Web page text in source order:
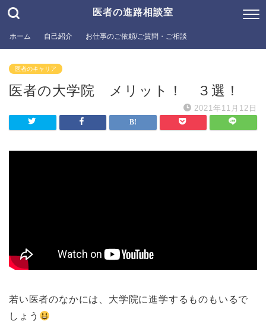
医者の進路相談室
ホーム 自己紹介 お仕事のご依頼/ご質問・ご相談
医者のキャリア
医者の大学院 メリット！ ３選！
2021年11月12日
若い医者のなかには、大学院に進学するものもいるで
しょう